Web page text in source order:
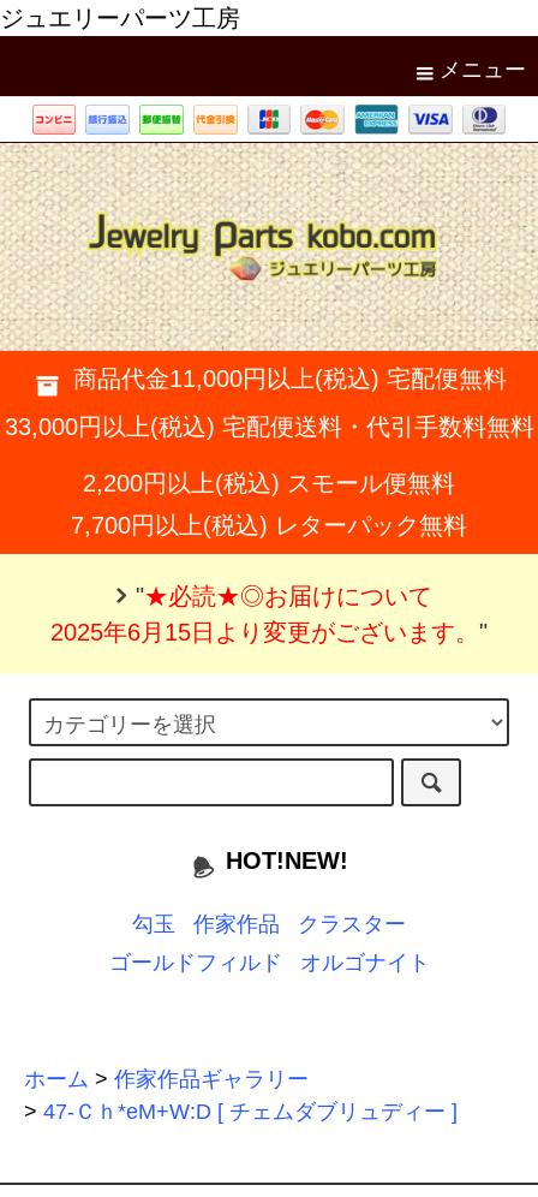
ジュエリーパーツ工房
メニュー
商品代金11,000円以上(税込) 宅配便無料
33,000円以上(税込) 宅配便送料・代引手数料無料
2,200円以上(税込) スモール便無料
7,700円以上(税込) レターパック無料
"★必読★◎お届けについて
2025年6月15日より変更がございます。 "
HOT!NEW!
勾玉 作家作品
クラスター
ゴールドフィルド
オルゴナイト
ホーム > 作家作品ギャラリー
> 47-Ｃｈ*eM+W:D [ チェムダブリュディー ]